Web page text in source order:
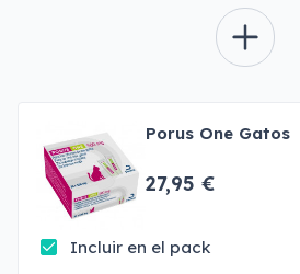
Porus One Gatos
27,95 €
Incluir en el pack